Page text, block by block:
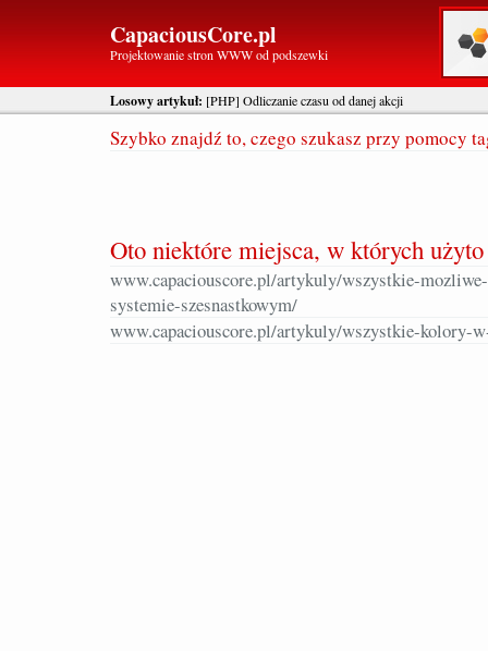
CapaciousCore.pl
Projektowanie stron WWW od podszewki
Losowy artykuł: [PHP] Odliczanie czasu od danej akcji
Szybko znajdź to, czego szukasz przy pomocy
Oto niektóre miejsca, w których
www.capaciouscore.pl/artykuly/wszystkie-
systemie-szesnastkowym/
www.capaciouscore.pl/artykuly/wszystkie-kolory-